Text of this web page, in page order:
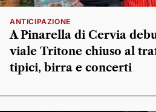
ANTICIPAZIONE
A Pinarella di Cervia
viale Tritone chiuso al
tipici, birra e concerti